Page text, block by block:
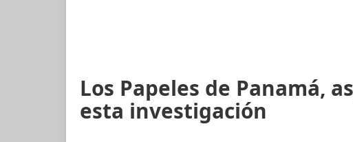
Los Papeles de Panamá,
esta investigación